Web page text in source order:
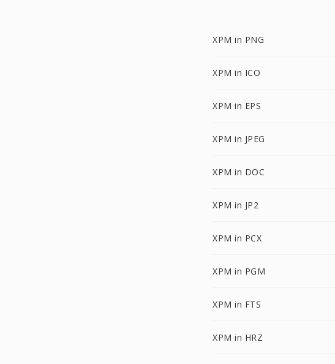
XPM in PNG
XPM in ICO
XPM in EPS
XPM in JPEG
XPM in DOC
XPM in JP2
XPM in PCX
XPM in PGM
XPM in FTS
XPM in HRZ